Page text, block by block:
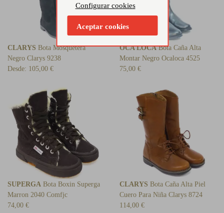
CLARYS Bota Mosquetera
Negro Clarys 9238
Desde: 105,00 €
OCA LOCABota Caña Alta
Montar Negro Ocaloca 4525
75,00 €
SUPERGA Bota Boxin Superga
Marron 2040 Comfjc
74,00 €
CLARYS Bota Caña Alta Piel
Cuero Para Niña Clarys 8724
114,00 €
Configurar cookies
Aceptar cookies